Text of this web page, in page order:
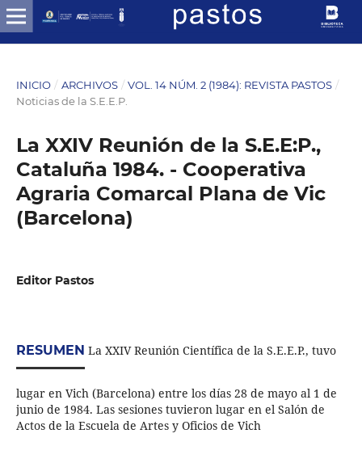
INICIO / ARCHIVOS / VOL. 14 NÚM. 2 (1984): REVISTA PASTOS /
Noticias de la S.E.E.P.
La XXIV Reunión de la S.E.E:P.,
Cataluña 1984. - Cooperativa
Agraria Comarcal Plana de Vic
(Barcelona)
Editor Pastos
RESUMEN La XXIV Reunión Científica de la S.E.E.P., tuvo
lugar en Vich (Barcelona) entre los días 28 de mayo al 1 de
junio de 1984. Las sesiones tuvieron lugar en el Salón de
Actos de la Escuela de Artes y Oficios de Vich